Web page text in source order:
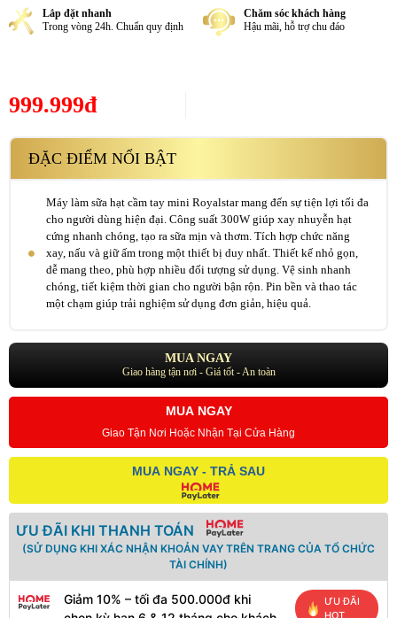
Lắp đặt nhanh
Trong vòng 24h. Chuẩn quy định
Chăm sóc khách hàng
Hậu mãi, hỗ trợ chu đáo
999.999đ
ĐẶC ĐIỂM NỔI BẬT
Máy làm sữa hạt cầm tay mini Royalstar mang đến sự tiện lợi tối đa
cho người dùng hiện đại. Công suất 300W giúp xay nhuyễn hạt
cứng nhanh chóng, tạo ra sữa mịn và thơm. Tích hợp chức năng
xay, nấu và giữ ấm trong một thiết bị duy nhất. Thiết kế nhỏ gọn,
dễ mang theo, phù hợp nhiều đối tượng sử dụng. Vệ sinh nhanh
chóng, tiết kiệm thời gian cho người bận rộn. Pin bền và thao tác
một chạm giúp trải nghiệm sử dụng đơn giản, hiệu quả.
MUA NGAY
Giao hàng tận nơi - Giá tốt - An toàn
MUA NGAY
Giao Tận Nơi Hoặc Nhận Tại Cửa Hàng
MUA NGAY - TRẢ SAU
ƯU ĐÃI KHI THANH TOÁN
(SỬ DỤNG KHI XÁC NHẬN KHOẢN VAY TRÊN TRANG CỦA TỔ CHỨC
TÀI CHÍNH)
Giảm 10% – tối đa 500.000đ khi
ƯU ĐÃI
HOT